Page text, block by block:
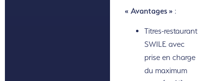
« Avantages » :
Titres-restaurant
SWILE avec
prise en charge
du maximum